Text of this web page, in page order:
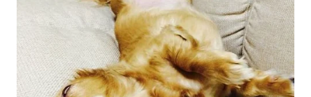
WN
SEMARANG
WN
SOLO